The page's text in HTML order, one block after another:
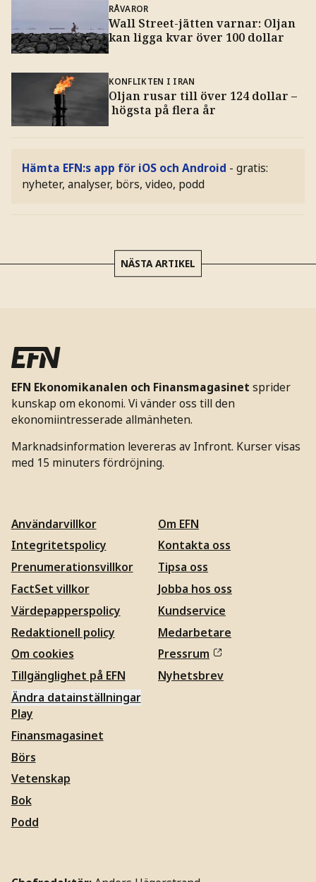
RÅVAROR
Wall Street-jätten varnar: Oljan
kan ligga kvar över 100 dollar
KONFLIKTEN I IRAN
Oljan rusar till över 124 dollar –
högsta på flera år
Hämta EFN:s app för iOS och Android - gratis:
nyheter, analyser, börs, video, podd
NÄSTA ARTIKEL
EFN Ekonomikanalen och Finansmagasinet sprider
kunskap om ekonomi. Vi vänder oss till den
ekonomiintresserade allmänheten.
Marknadsinformation levereras av Infront. Kurser visas
med 15 minuters fördröjning.
Användarvillkor
Integritetspolicy
Prenumerationsvillkor
FactSet villkor
Värdepapperspolicy
Redaktionell policy
Om cookies
Tillgänglighet på EFN
Ändra datainställningar
Om EFN
Kontakta oss
Tipsa oss
Jobba hos oss
Kundservice
Medarbetare
Pressrum
Nyhetsbrev
Play
Finansmagasinet
Börs
Vetenskap
Bok
Podd